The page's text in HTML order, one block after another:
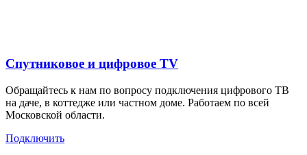
Спутниковое и цифровое TV
Обращайтесь к нам по вопросу подключения цифрового ТВ
на даче, в коттедже или частном доме. Работаем по всей
Московской области.
Подключить